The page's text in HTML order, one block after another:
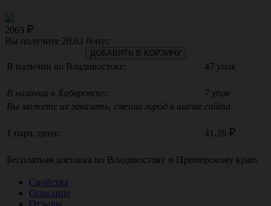
2063
Вы получите 20.63 бонус
ДОБАВИТЬ В КОРЗИНУ
В наличии во Владивостоке: 47 упак
В наличии в Хабаровске:
7 упак
Вы можете их заказать, сменив город в шапке сайта
1 пара, цена: 41.26
Бесплатная доставка по Владивостоку и Приморскому краю
Свойства
Описание
Отзывы